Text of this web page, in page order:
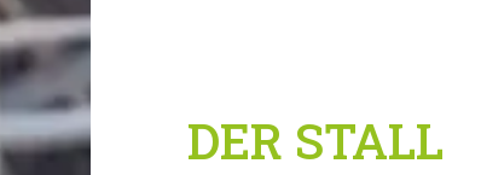
DER STALL